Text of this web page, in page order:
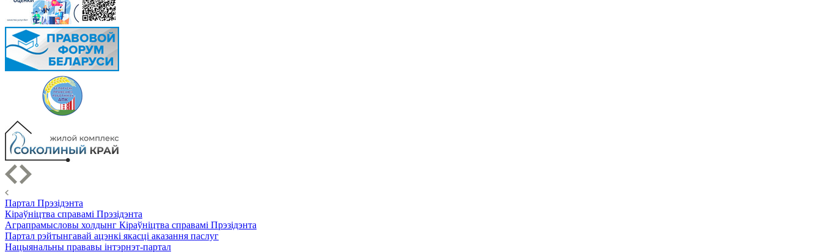
Партал Прэзідэнта
Кіраўніцтва справамі Прэзідэнта
Аграпрамысловы холдынг Кіраўніцтва справамі Прэзідэнта
Партал рэйтынгавай ацэнкі якасці аказання паслуг
Нацыянальны прававы інтэрнэт-партал